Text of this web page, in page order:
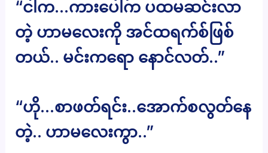
“ငါက…ကားပေါ်က ပထမဆင်းလာ
တဲ့ ဟာမလေးကို အင်ထရက်စ်ဖြစ်
တယ်.. မင်းကရော နောင်လတ်..”
“ဟို…စာဖတ်ရင်း..အောက်စလွတ်နေ
တဲ့.. ဟာမလေးကွာ..”